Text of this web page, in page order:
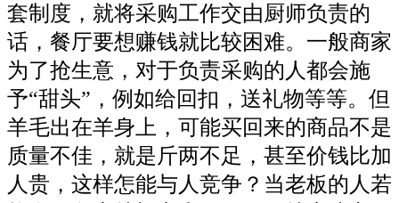
套制度，就将采购工作交由厨师负责的
话，餐厅要想赚钱就比较困难。一般商家
为了抢生意，对于负责采购的人都会施
予“甜头”，例如给回扣，送礼物等等。但
羊毛出在羊身上，可能买回来的商品不是
质量不佳，就是斤两不足，甚至价钱比加
人贵，这样怎能与人竞争？当老板的人若